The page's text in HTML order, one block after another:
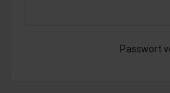
Passwort